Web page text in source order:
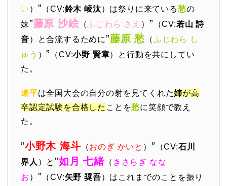
い ） ” （CV:鈴木 崚汰）は祭りに来ている愁の
妹”藤原 沙絵 （ふじわら さえ ） ” （CV:若山 詩
音）と合流するために”藤原 愁 （ふじわら し
ゅう ） ” （CV:小野 賢章）と行動を共にしてい
た。
遼平は全国大会の自分の射を見てくれた姉が高
卒認定試験を合格した ことを愁に笑顔で教え
た。
”小野木 海斗（おのぎ かいと ） ” （CV:石川
界人 ）と ”如月 七緒 （ きさらぎ なな
お ） ” （CV:矢野 奨吾）はこれまでのことを振り